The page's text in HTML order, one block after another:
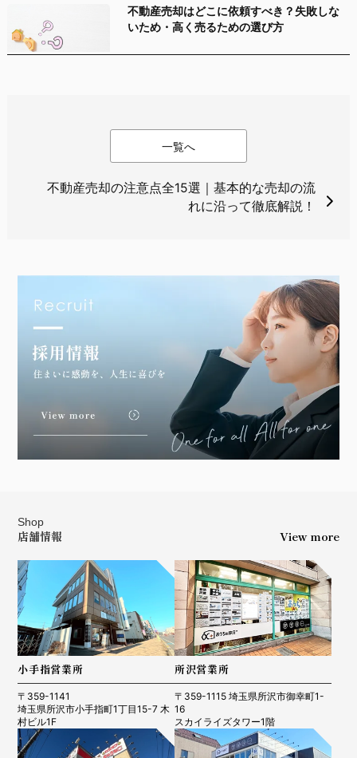
一覧へ
不動産売却の注意点全15選｜基本的な売却の流
れに沿って徹底解説！
Shop
店舗情報 View more
小手指営業所
〒359-1141
埼玉県所沢市小手指町1丁目15-7 木
村ビル1F
所沢営業所
〒359-1115 埼玉県所沢市御幸町1-
16
スカイライズタワー1階